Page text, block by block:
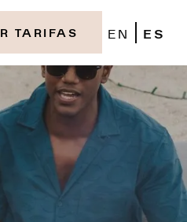
TARIFAS EN ES